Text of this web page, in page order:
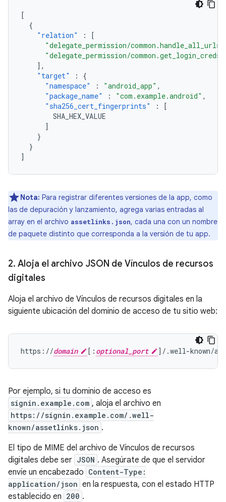
[
{
"relation"
:
[
"delegate_permission/common.handle_all_urls"
"delegate_permission/common.get_login_creds"
],
"target"
:
{
"namespace"
: "android_app" ,
"package_name"
: "com.example.android" ,
"sha256_cert_fingerprints"
:
[
SHA_HEX_VALUE
]
}
}
]
Nota: Para registrar diferentes versiones de la app, como
las de depuración y lanzamiento, agrega varias entradas al
array en el archivo assetlinks.json, cada una con un nombre
de paquete distinto que corresponda a la versión de tu app.
2. Aloja el archivo JSON de Vínculos de recursos
digitales
Aloja el archivo de Vínculos de recursos digitales en la
siguiente ubicación del dominio de acceso de tu sitio web:
https://domain [: optional_port
Por ejemplo, si tu dominio de acceso es
signin.example.com , aloja el archivo en
https://signin.example.com/.well-
known/assetlinks.json .
El tipo de MIME del archivo de Vínculos de recursos
digitales debe ser JSON . Asegúrate de que el servidor
envíe un encabezado Content-Type:
application/json en la respuesta, con el estado HTTP
establecido en 200 .